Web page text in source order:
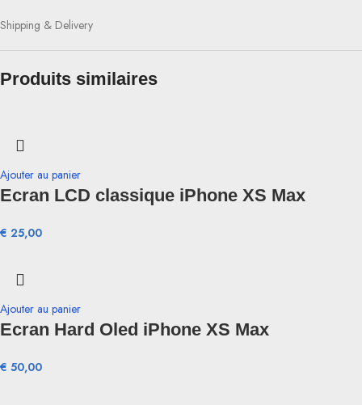
Shipping & Delivery
Produits similaires
Ajouter au panier
Ecran LCD classique iPhone XS Max
€ 25,00
Ajouter au panier
Ecran Hard Oled iPhone XS Max
€ 50,00